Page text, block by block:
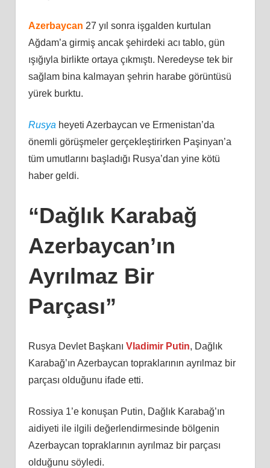
Azerbaycan 27 yıl sonra işgalden kurtulan
Ağdam’a girmiş ancak şehirdeki acı tablo, gün
ışığıyla birlikte ortaya çıkmıştı. Neredeyse tek bir
sağlam bina kalmayan şehrin harabe görüntüsü
yürek burktu.
Rusya heyeti Azerbaycan ve Ermenistan’da
önemli görüşmeler gerçekleştirirken Paşinyan’a
tüm umutlarını başladığı Rusya’dan yine kötü
haber geldi.
“Dağlık Karabağ
Azerbaycan’ın
Ayrılmaz Bir
Parçası”
Rusya Devlet Başkanı Vladimir Putin, Dağlık
Karabağ’ın Azerbaycan topraklarının ayrılmaz bir
parçası olduğunu ifade etti.
Rossiya 1’e konuşan Putin, Dağlık Karabağ’ın
aidiyeti ile ilgili değerlendirmesinde bölgenin
Azerbaycan topraklarının ayrılmaz bir parçası
olduğunu söyledi.